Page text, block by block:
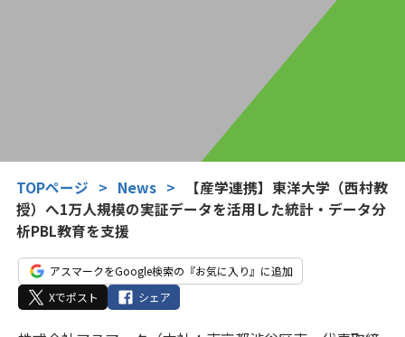
TOPページ > News >
【産学連携】東洋大学（西村教
授）へ1万人規模の実証データを活用した統計・データ分
析PBL教育を支援
アスマークをGoogle検索の『お気に入り』に追加
Xでポスト
シェア